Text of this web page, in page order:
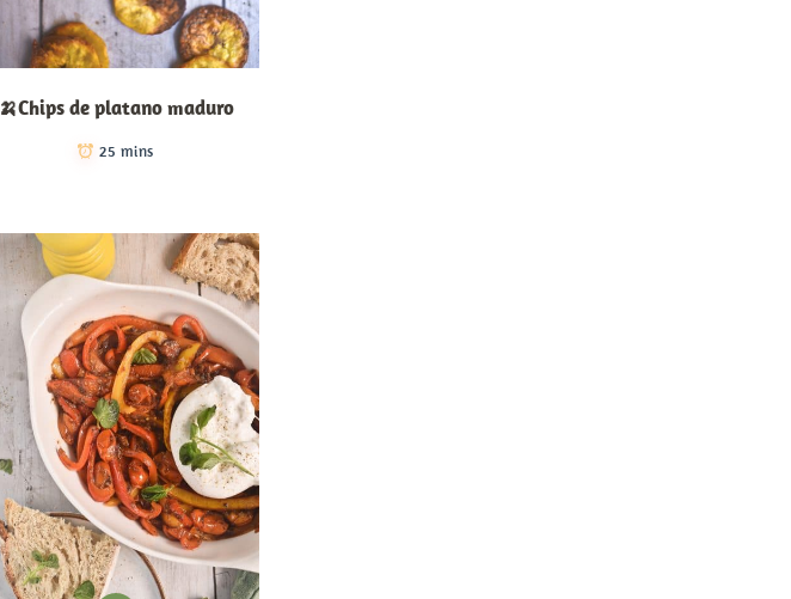
🍌Chips de platano maduro
25 mins